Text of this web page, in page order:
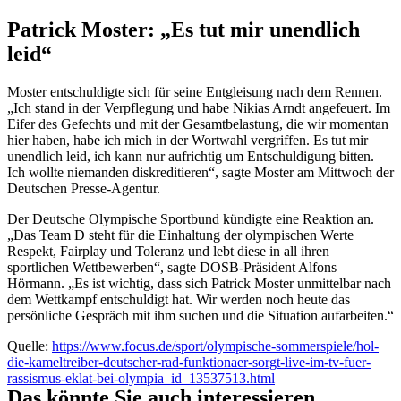
Patrick Moster: „Es tut mir unendlich
leid“
Moster entschuldigte sich für seine Entgleisung nach dem Rennen.
„Ich stand in der Verpflegung und habe Nikias Arndt angefeuert. Im
Eifer des Gefechts und mit der Gesamtbelastung, die wir momentan
hier haben, habe ich mich in der Wortwahl vergriffen. Es tut mir
unendlich leid, ich kann nur aufrichtig um Entschuldigung bitten.
Ich wollte niemanden diskreditieren“, sagte Moster am Mittwoch der
Deutschen Presse-Agentur.
Der Deutsche Olympische Sportbund kündigte eine Reaktion an.
„Das Team D steht für die Einhaltung der olympischen Werte
Respekt, Fairplay und Toleranz und lebt diese in all ihren
sportlichen Wettbewerben“, sagte DOSB-Präsident Alfons
Hörmann. „Es ist wichtig, dass sich Patrick Moster unmittelbar nach
dem Wettkampf entschuldigt hat. Wir werden noch heute das
persönliche Gespräch mit ihm suchen und die Situation aufarbeiten.“
Quelle: https://www.focus.de/sport/olympische-sommerspiele/hol-
die-kameltreiber-deutscher-rad-funktionaer-sorgt-live-im-tv-fuer-
rassismus-eklat-bei-olympia_id_13537513.html